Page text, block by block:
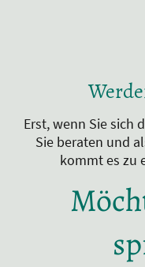
Erst, wenn Sie sich
Sie beraten und
kommt es zu